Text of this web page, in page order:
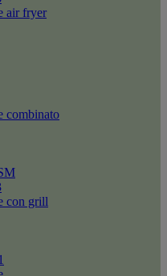
air fryer
combinato
con grill